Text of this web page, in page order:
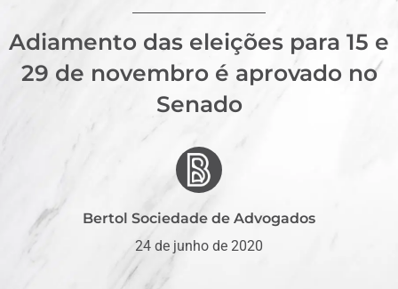
Adiamento das eleições para 15 e
29 de novembro é aprovado no
Senado
Bertol Sociedade de Advogados
24 de junho de 2020